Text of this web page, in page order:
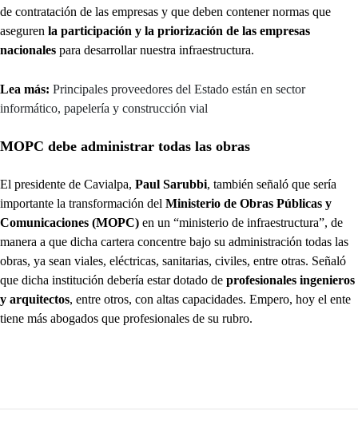
de contratación de las empresas y que deben contener normas que
aseguren la participación y la priorización de las empresas
nacionales para desarrollar nuestra infraestructura.
Lea más: Principales proveedores del Estado están en sector
informático, papelería y construcción vial
MOPC debe administrar todas las obras
El presidente de Cavialpa, Paul Sarubbi, también señaló que sería
importante la transformación del Ministerio de Obras Públicas y
Comunicaciones (MOPC) en un “ministerio de infraestructura”, de
manera a que dicha cartera concentre bajo su administración todas las
obras, ya sean viales, eléctricas, sanitarias, civiles, entre otras. Señaló
que dicha institución debería estar dotado de profesionales ingenieros
y arquitectos, entre otros, con altas capacidades. Empero, hoy el ente
tiene más abogados que profesionales de su rubro.